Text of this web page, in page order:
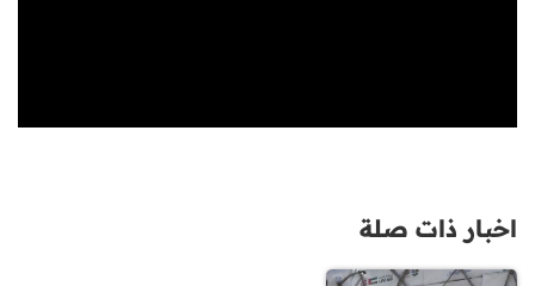
اخبار ذات صلة